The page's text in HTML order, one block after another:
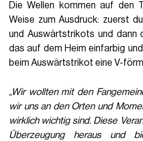
Die Wellen kommen auf den
Weise zum Ausdruck: zuerst
und Auswärtstrikots und dann
das auf dem Heim einfarbig
beim Auswärtstrikot eine V-
„Wir wollten mit den
wir uns an den Orten und
wirklich wichtig sind. Diese
Überzeugung heraus und